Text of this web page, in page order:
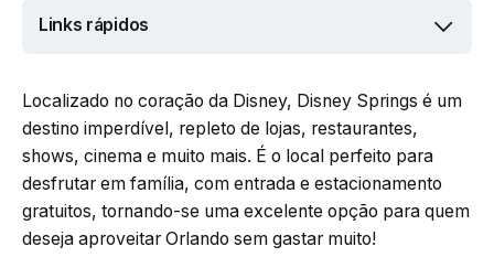
Links rápidos
Localizado no coração da Disney, Disney Springs é um
destino imperdível, repleto de lojas, restaurantes,
shows, cinema e muito mais. É o local perfeito para
desfrutar em família, com entrada e estacionamento
gratuitos, tornando-se uma excelente opção para quem
deseja aproveitar Orlando sem gastar muito!